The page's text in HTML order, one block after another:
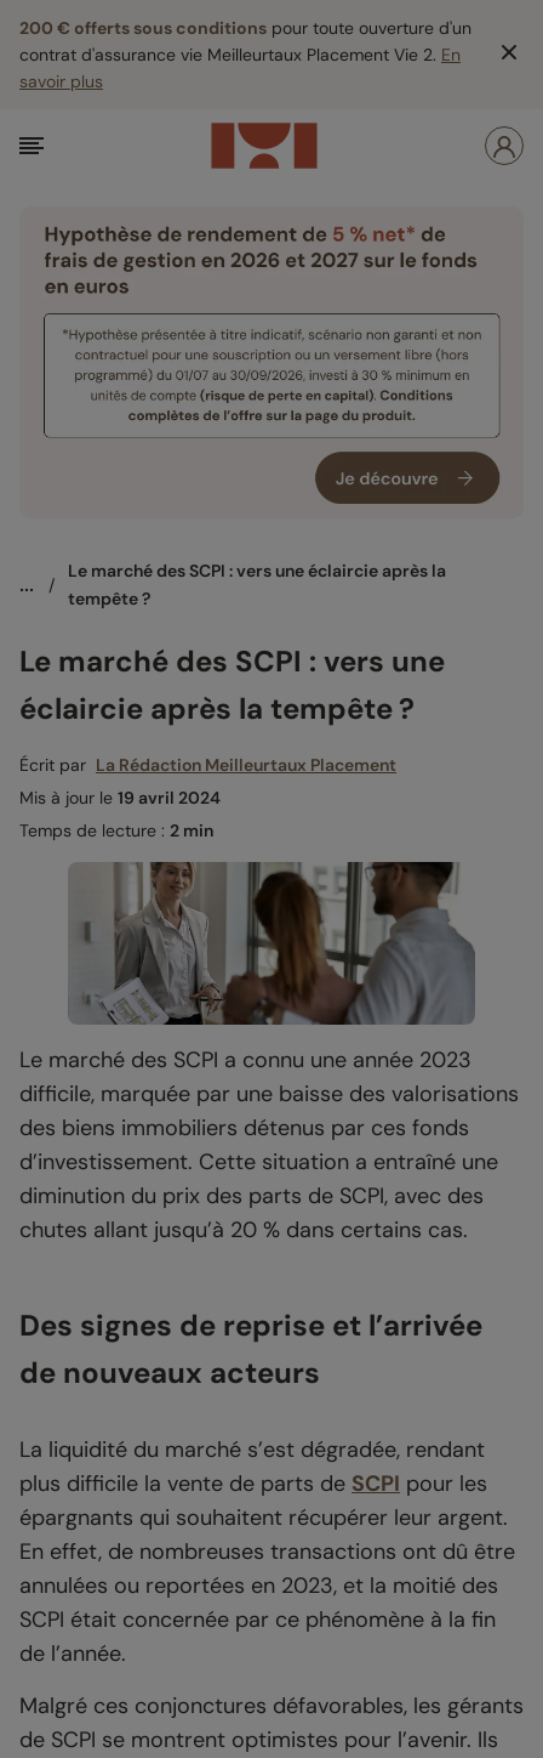
200 € offerts sous conditions pour toute ouverture d'un
contrat d'assurance vie Meilleurtaux Placement Vie 2. En
savoir plus
... /
Le marché des SCPI : vers une éclaircie après la
tempête ?
Le marché des SCPI : vers une
éclaircie après la tempête ?
Écrit par La Rédaction Meilleurtaux Placement
Mis à jour le 19 avril 2024
Temps de lecture : 2 min
Le marché des SCPI a connu une année 2023
difficile, marquée par une baisse des valorisations
des biens immobiliers détenus par ces fonds
d’investissement. Cette situation a entraîné une
diminution du prix des parts de SCPI, avec des
chutes allant jusqu’à 20 % dans certains cas.
Des signes de reprise et l’arrivée
de nouveaux acteurs
La liquidité du marché s’est dégradée, rendant
plus difficile la vente de parts de SCPI pour les
épargnants qui souhaitent récupérer leur argent.
En effet, de nombreuses transactions ont dû être
annulées ou reportées en 2023, et la moitié des
SCPI était concernée par ce phénomène à la fin
de l’année.
Malgré ces conjonctures défavorables, les gérants
de SCPI se montrent optimistes pour l’avenir. Ils